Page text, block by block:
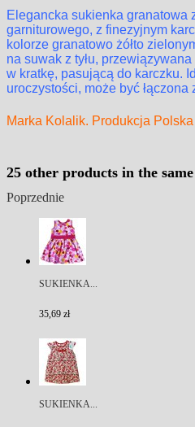
Elegancka sukienka granatowa
garniturowego, z finezyjnym
kolorze granatowo żółto
na suwak z tyłu,
w kratkę, pasującą do karczku.
uroczystości, może być
Marka Kolalik. Produkcja Polska
25 other products in the
Poprzednie
SUKIENKA...
35,69 zł
SUKIENKA...